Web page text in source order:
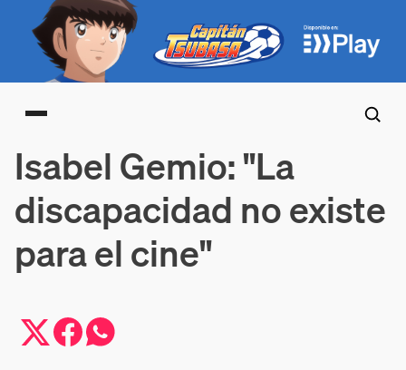
Main menu
Isabel Gemio: "La
discapacidad no existe
para el cine"